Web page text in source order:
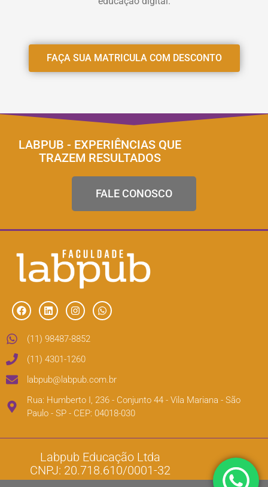
FAÇA SUA MATRICULA COM DESCONTO
LABPUB - EXPERIÊNCIAS QUE
TRAZEM RESULTADOS
FALE CONOSCO
(11) 98487-8852
(11) 4301-1260
labpub@labpub.com.br
Rua: Humberto I, 236 - Conjunto 44 - Vila Mariana - São
Paulo - SP - CEP: 04018-030
Labpub Educação Ltda
CNPJ: 20.718.610/0001-32